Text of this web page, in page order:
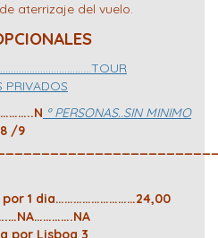
aterrizaje del vuelo.
PRIVADOS
º PERSONAS..SIN MINIMO
/9
por 1 dia………………………24,00
por Lisboa 3